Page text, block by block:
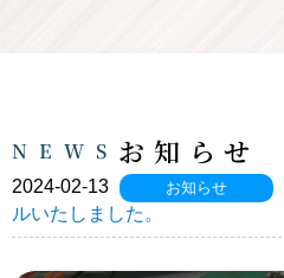
NEWS お知らせ
2024-02-13 お知らせ
ルいたしました。